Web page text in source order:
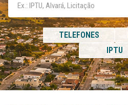
TELEFONES
IPTU